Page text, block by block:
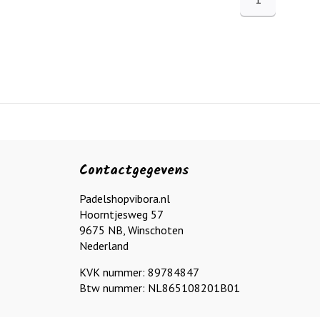
Contactgegevens
Padelshopvibora.nl
Hoorntjesweg 57
9675 NB, Winschoten
Nederland
KVK nummer: 89784847
Btw nummer: NL865108201B01